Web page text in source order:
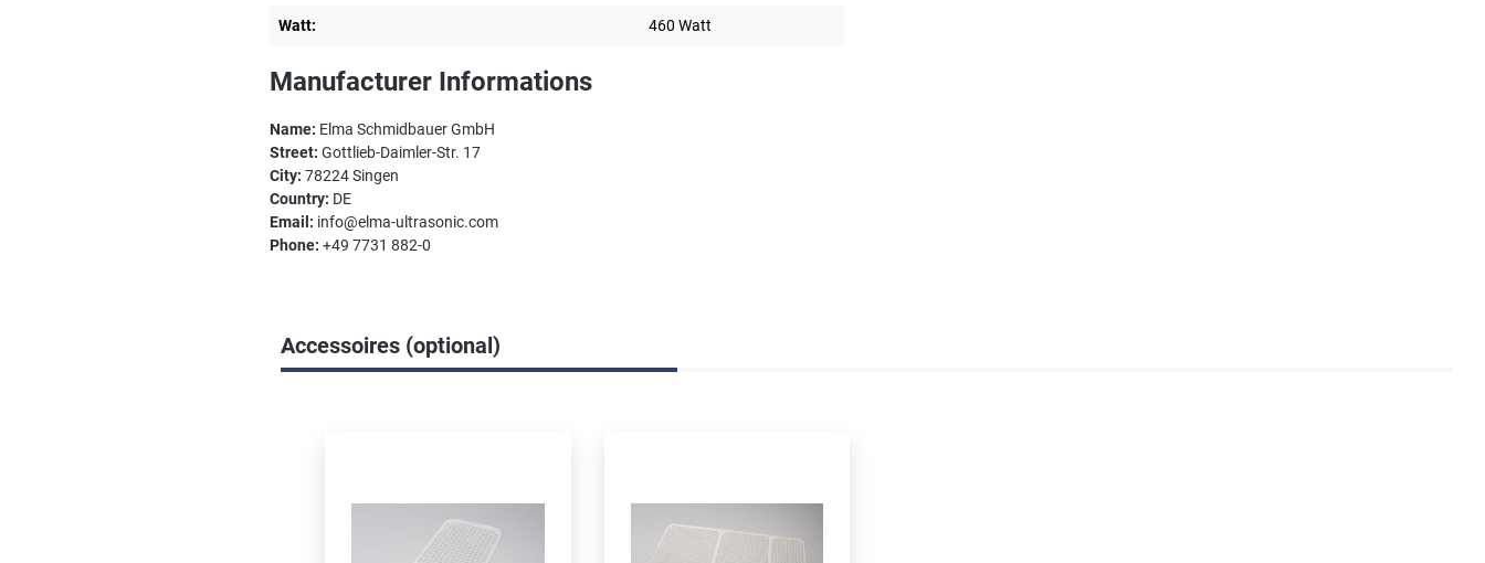
Watt: 460 Watt
Manufacturer Informations
Name: Elma Schmidbauer GmbH
Street: Gottlieb-Daimler-Str. 17
City: 78224 Singen
Country: DE
Email: info@elma-ultrasonic.com
Phone: +49 7731 882-0
Accessoires (optional)